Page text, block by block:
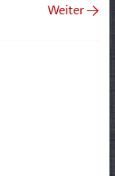
Weiter →